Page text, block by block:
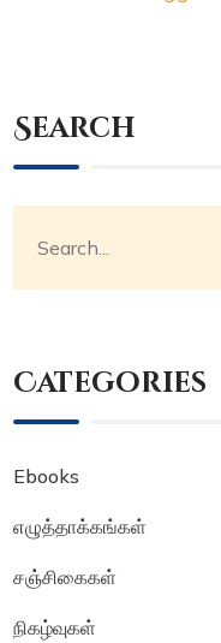
Search
Categories
Ebooks
எழுத்தாக்கங்கள்
சஞ்சிகைகள்
நிகழ்வுகள்